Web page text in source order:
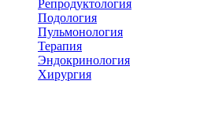
Репродуктология
Подология
Пульмонология
Терапия
Эндокринология
Хирургия